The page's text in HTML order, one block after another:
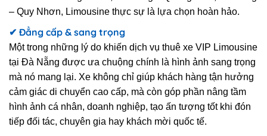
– Quy Nhơn, Limousine thực sự là lựa chọn hoàn hảo.
✔ Đẳng cấp & sang trọng
Một trong những lý do khiến dịch vụ thuê xe VIP Limousine
tại Đà Nẵng được ưa chuộng chính là hình ảnh sang trọng
mà nó mang lại. Xe không chỉ giúp khách hàng tận hưởng
cảm giác di chuyển cao cấp, mà còn góp phần nâng tầm
hình ảnh cá nhân, doanh nghiệp, tạo ấn tượng tốt khi đón
tiếp đối tác, chuyên gia hay khách mời quốc tế.